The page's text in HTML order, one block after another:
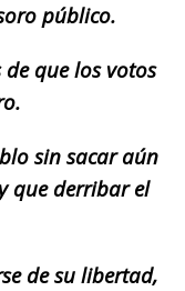
público.
que los votos
sin sacar aún
que derribar el
de su libertad,